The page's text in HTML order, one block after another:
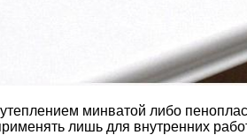
минватой либо
лишь для внутренних